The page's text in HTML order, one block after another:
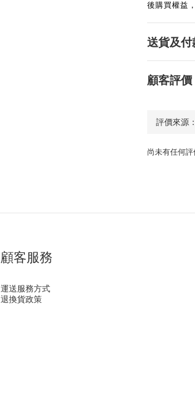
後購買權益
送貨及
顧客評價
尚未有任何評
顧客服務
運送服務方式
退換貨政策